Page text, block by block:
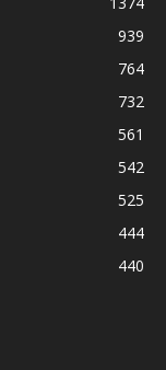
939
764
732
561
542
525
444
440